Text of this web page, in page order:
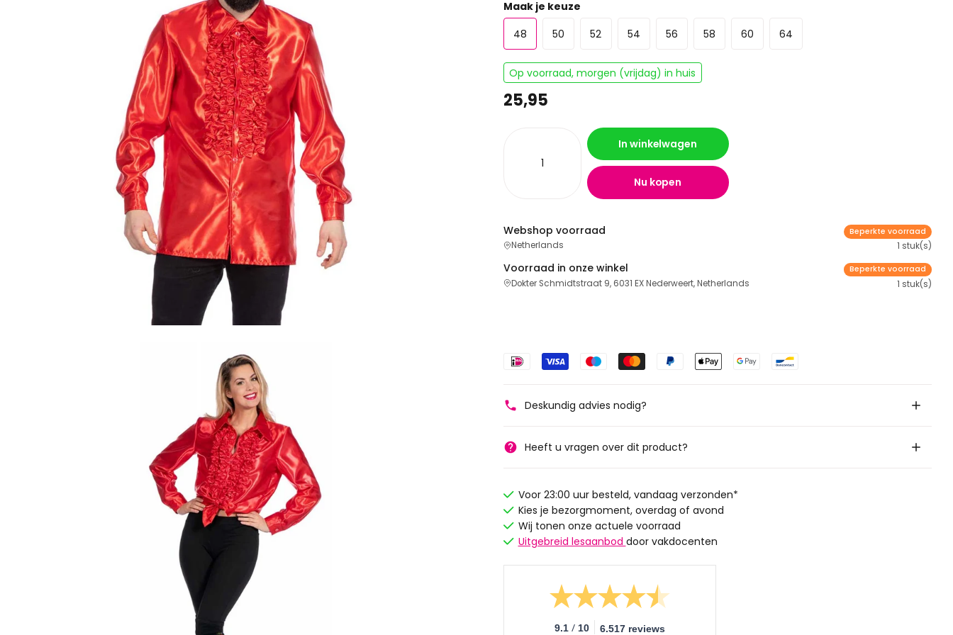
Maak je keuze
48
50 52 54 56 58 60 64
Op voorraad, morgen (vrijdag) in huis
25,95
In winkelwagen
Nu kopen
Webshop voorraad
Netherlands
Beperkte voorraad
1 stuk(s)
Voorraad in onze winkel
Dokter Schmidtstraat 9, 6031 EX Nederweert, Netherlands
Beperkte voorraad
1 stuk(s)
Deskundig advies nodig?
Heeft u vragen over dit product?
Voor 23:00 uur besteld, vandaag verzonden*
Kies je bezorgmoment, overdag of avond
Wij tonen onze actuele voorraad
Uitgebreid lesaanbod door vakdocenten
9.1 / 10 6.517 reviews